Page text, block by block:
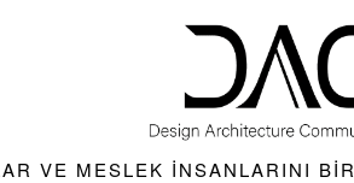
VE MESLEK INSANLARINI